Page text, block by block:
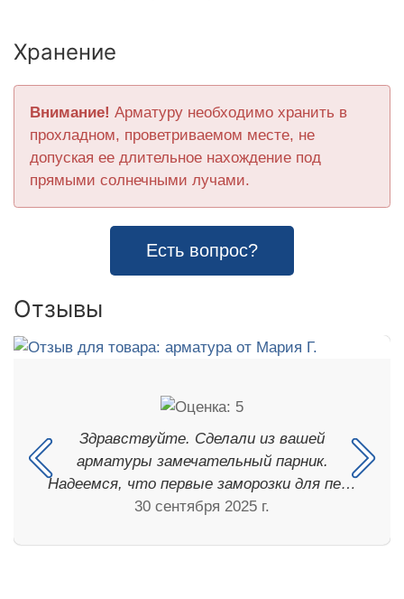
Хранение
Внимание! Арматуру необходимо хранить в
прохладном, проветриваемом месте, не
допуская ее длительное нахождение под
прямыми солнечными лучами.
Есть вопрос?
Отзывы
Здравствуйте. Сделали из вашей
арматуры замечательный парник.
Надеемся, что первые заморозки для пе…
30 сентября 2025 г.